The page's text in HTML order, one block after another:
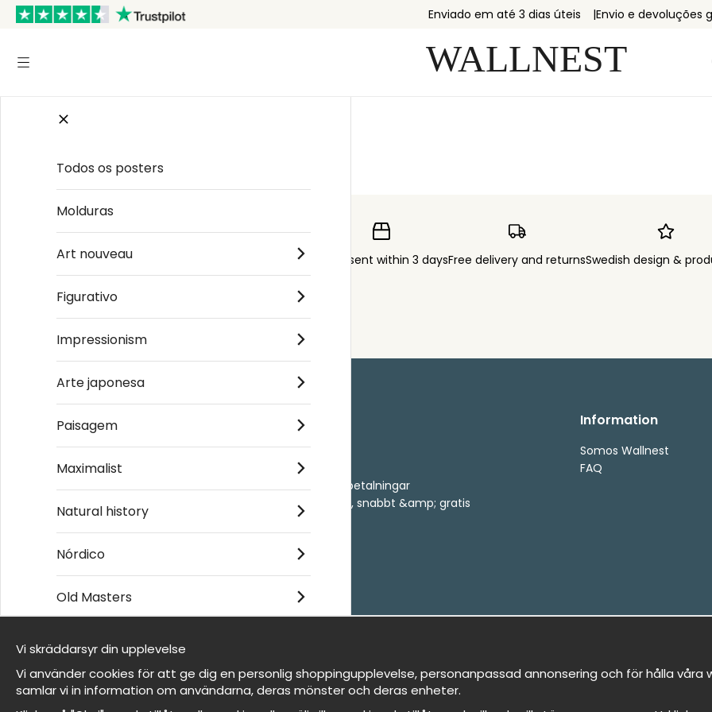
Enviado em até 3 dias úteis Envio e devoluções
Order sent within 3 daysFree delivery and returnsSwedish design &
Kontakta oss
- Returer och återbetalningar
- Leverans - enkelt, snabbt &amp; gratis
Om cookies
Mina favoriter
Information
Somos Wallnest
FAQ
Et harum quidem rerum facilis est et expedita
Todos os posters
Molduras
Art nouveau
Figurativo
Impressionism
Arte japonesa
Paisagem
Maximalist
Natural history
Nórdico
Old Masters
Somos Wallnest
FAQ
Vi skräddarsyr din upplevelse
Vi använder cookies för att ge dig en personlig shoppingupplevelse, personanpassad annonsering och för hålla
samlar vi in information om användarna, deras mönster och deras enheter.